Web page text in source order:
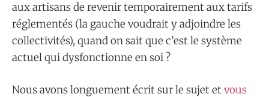
aux artisans de revenir temporairement aux tarifs
réglementés (la gauche voudrait y adjoindre les
collectivités), quand on sait que c’est le système
actuel qui dysfonctionne en soi ?
Nous avons longuement écrit sur le sujet et vous